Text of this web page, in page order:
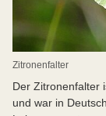
Zitronenfalter
Der Zitronenfalter
und war in